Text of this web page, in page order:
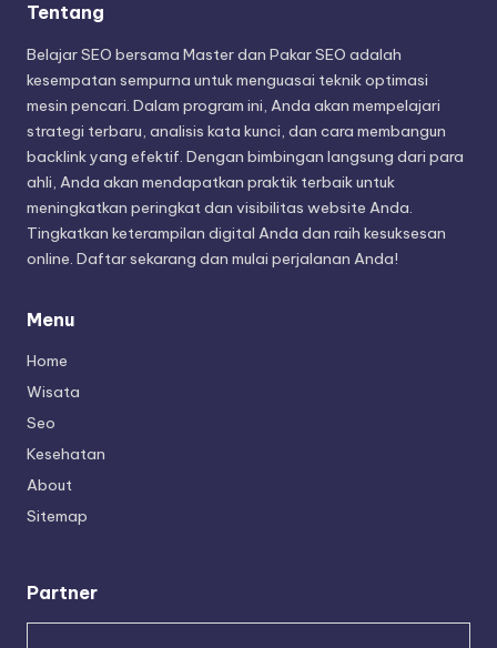
Tentang
Belajar SEO bersama Master dan Pakar SEO adalah
kesempatan sempurna untuk menguasai teknik optimasi
mesin pencari. Dalam program ini, Anda akan mempelajari
strategi terbaru, analisis kata kunci, dan cara membangun
backlink yang efektif. Dengan bimbingan langsung dari para
ahli, Anda akan mendapatkan praktik terbaik untuk
meningkatkan peringkat dan visibilitas website Anda.
Tingkatkan keterampilan digital Anda dan raih kesuksesan
online. Daftar sekarang dan mulai perjalanan Anda!
Menu
Home
Wisata
Seo
Kesehatan
About
Sitemap
Partner